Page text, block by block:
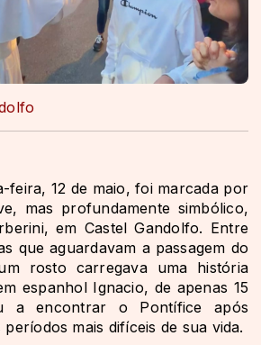
feira, 12 de maio, foi marcada por
mas profundamente simbólico,
em Castel Gandolfo. Entre
que aguardavam a passagem do
rosto carregava uma história
espanhol Ignacio, de apenas 15
a encontrar o Pontífice após
mais difíceis de sua vida.